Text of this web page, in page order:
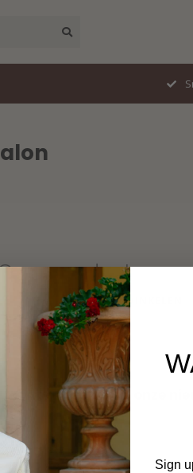
producten
VERDER WINKELEN
Abonneer je op onze
Blijf op de hoogte over onze
Sign